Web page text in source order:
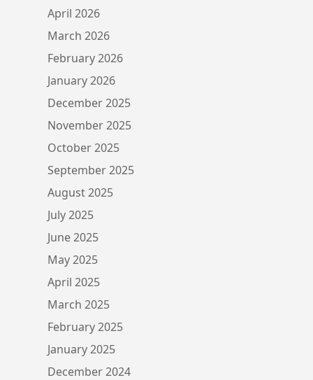
April 2026
March 2026
February 2026
January 2026
December 2025
November 2025
October 2025
September 2025
August 2025
July 2025
June 2025
May 2025
April 2025
March 2025
February 2025
January 2025
December 2024